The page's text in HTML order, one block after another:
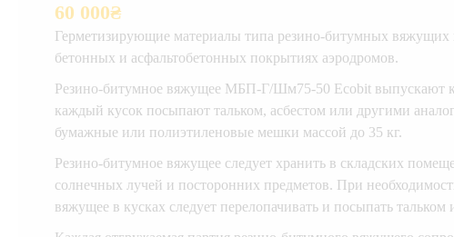
60 000₴
Герметизирующие материалы типа резино-битумных вяжущих
бетонных и асфальтобетонных покрытиях аэродромов.
Резино-битумное вяжущее МБП-Г/Шм75-50 Ecobit выпускают
каждый кусок посыпают тальком, асбестом или другими
бумажные или полиэтиленовые мешки массой до 35 кг.
Резино-битумное вяжущее следует хранить в складских
солнечных лучей и посторонних предметов. При
вяжущее в кусках следует перелопачивать и посыпать